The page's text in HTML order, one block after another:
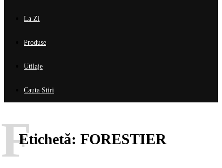
La Zi
Produse
Utilaje
Cauta Stiri
Etichetă: FORESTIER
F